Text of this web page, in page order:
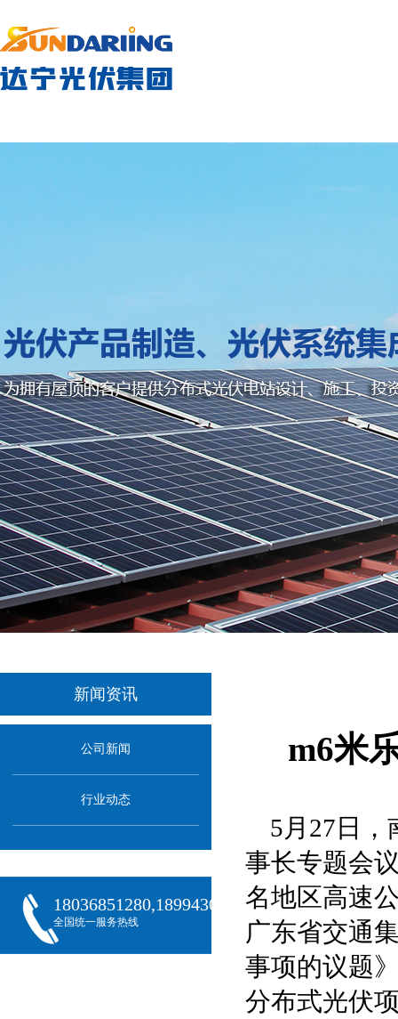
新闻资讯
公司新闻
行业动态
18036851280,18994301288,18068407382
全国统一服务热线
m6米
5月27日，
事长专题会
名地区高速
广东省交通
事项的议题
分布式光伏